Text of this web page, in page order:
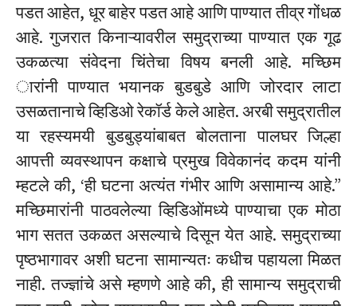
पडत आहेत, धूर बाहेर पडत आहे आणि पाण्यात तीव्र गोंधळ
आहे. गुजरात किनाऱ्यावरील समुद्राच्या पाण्यात एक गूढ
उकळत्या संवेदना चिंतेचा विषय बनली आहे. मच्छिम
ारांनी पाण्यात भयानक बुडबुडे आणि जोरदार लाटा
उसळतानाचे व्हिडिओ रेकॉर्ड केले आहेत. अरबी समुद्रातील
या रहस्यमयी बुडबुड्यांबाबत बोलताना पालघर जिल्हा
आपत्ती व्यवस्थापन कक्षाचे प्रमुख विवेकानंद कदम यांनी
म्हटले की, ‘ही घटना अत्यंत गंभीर आणि असामान्य आहे.”
मच्छिमारांनी पाठवलेल्या व्हिडिओंमध्ये पाण्याचा एक मोठा
भाग सतत उकळत असल्याचे दिसून येत आहे. समुद्राच्या
पृष्ठभागावर अशी घटना सामान्यतः कधीच पहायला मिळत
नाही. तज्ज्ञांचे असे म्हणणे आहे की, ही सामान्य समुद्राची